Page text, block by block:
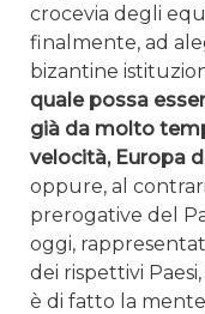
crocevia degli
finalmente, ad
bizantine
quale possa
già da molto
velocità, Europa
oppure, al
prerogative del
oggi,
dei rispettivi
è di fatto la